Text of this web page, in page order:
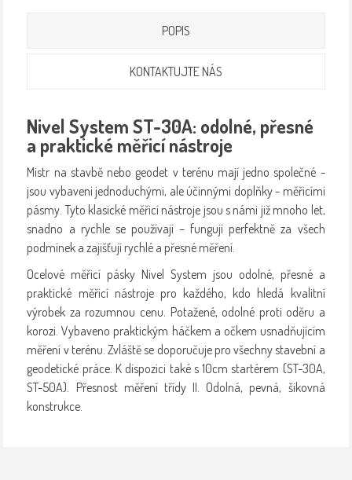
POPIS
KONTAKTUJTE NÁS
Nivel System ST-30A: odolné, přesné
a praktické měřicí nástroje
Mistr na stavbě nebo geodet v terénu mají jedno společné -
jsou vybaveni jednoduchými, ale účinnými doplňky - měřicími
pásmy. Tyto klasické měřicí nástroje jsou s námi již mnoho let,
snadno a rychle se používají – fungují perfektně za všech
podmínek a zajišťují rychlé a přesné měření.
Ocelové měřicí pásky Nivel System jsou odolné, přesné a
praktické měřicí nástroje pro každého, kdo hledá kvalitní
výrobek za rozumnou cenu. Potažené, odolné proti oděru a
korozi. Vybaveno praktickým háčkem a očkem usnadňujícím
měření v terénu. Zvláště se doporučuje pro všechny stavební a
geodetické práce. K dispozici také s 10cm startérem (ST-30A,
ST-50A). Přesnost měření třídy II. Odolná, pevná, šikovná
konstrukce.